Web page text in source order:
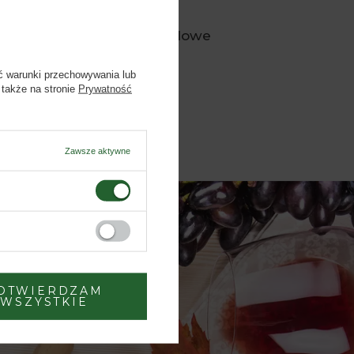
Wina bezalkoholowe
warunki przechowywania lub
na stronie Prywatność
Zawsze aktywne
WSZYSTKIE